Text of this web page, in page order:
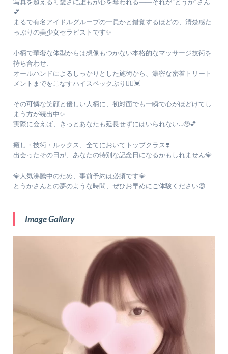
💕
まるで有名アイドルグループの一員かと錯覚するほどの、清楚感た
っぷりの美少女セラピストです✨
小柄で華奢な体型からは想像もつかない本格的なマッサージ技術を
持ち合わせ、
オールハンドによるしっかりとした施術から、濃密な密着トリート
メントまでをこなすハイスペックぶり💆‍♂️💓
その可憐な笑顔と優しい人柄に、初対面でも一瞬で心がほどけてし
まう方が続出中✨
実際に会えば、きっとあなたも延長せずにはいられない…🥺💕
癒し・技術・ルックス、全てにおいてトップクラス❣️
出会ったその日が、あなたの特別な記念日になるかもしれません💎
💎人気沸騰中のため、事前予約は必須です💎
とうかさんとの夢のような時間、ぜひお早めにご体験ください😍
Image Gallary